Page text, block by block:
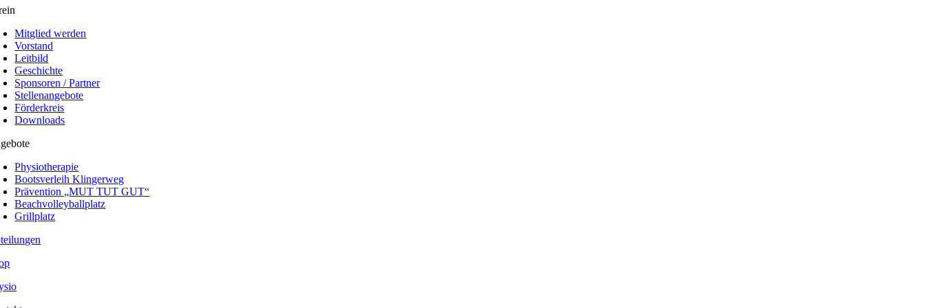
Mitglied werden
Vorstand
Leitbild
Geschichte
Sponsoren / Partner
Stellenangebote
Förderkreis
Downloads
Physiotherapie
Bootsverleih Klingerweg
Prävention „MUT TUT GUT“
Beachvolleyballplatz
Grillplatz